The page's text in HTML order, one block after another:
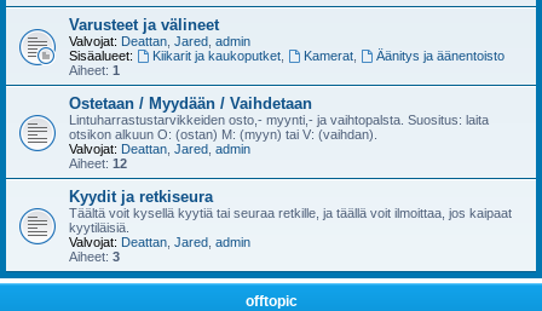
Varusteet ja välineet
Valvojat: Deattan Jared admin
Sisäalueet:
Kiikarit ja kaukoputket, Kamerat,
Äänitys ja äänentoisto
Aiheet: 1
Ostetaan / Myydään / Vaihdetaan
Lintuharrastustarvikkeiden osto,- myynti,- ja vaihtopalsta. Suositus: laita
otsikon alkuun O: (ostan) M: (myyn) tai V: (vaihdan).
Valvojat: Deattan Jared admin
Aiheet: 12
Kyydit ja retkiseura
Täältä voit kysellä kyytiä tai seuraa retkille, ja täällä voit ilmoittaa, jos kaipaat
kyytiläisiä.
Valvojat: Deattan Jared admin
Aiheet: 3
offtopic